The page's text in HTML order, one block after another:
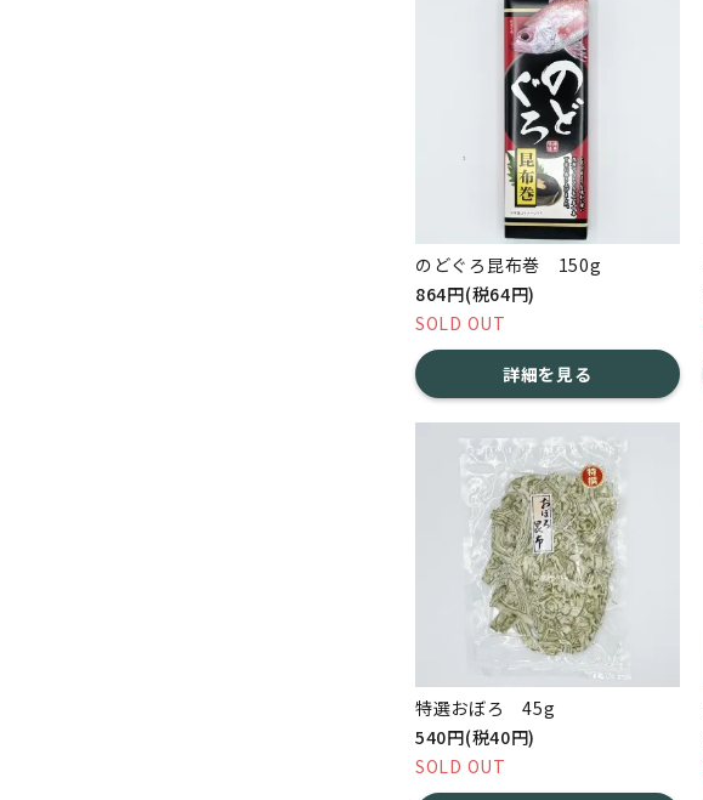
のどぐろ昆布巻 150g
864円(税64円)
SOLD OUT
詳細を見る
特選おぼろ 45g
540円(税40円)
SOLD OUT